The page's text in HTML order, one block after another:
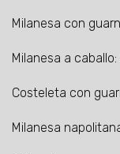
Milanesa con
Milanesa a
Costeleta con
Milanesa